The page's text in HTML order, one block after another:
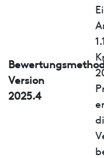
Version
2025.4